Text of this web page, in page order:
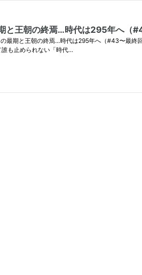
と王朝の終焉…時代は295年へ（
シリーズ概要 スーパー三国志Ⅱを完全CPU任せ・フル観戦（レベル3）で見
も止められない「時代…